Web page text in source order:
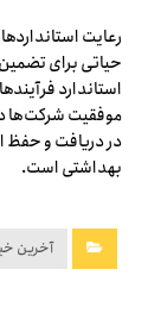
رعایت
حیاتی برای
استاندارد
موفقیت شرکت‌ها
در دریافت و حفظ
بهداشتی است.
آخرین